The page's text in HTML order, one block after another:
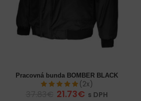
48 (M) pánske 60 (2XL) pánske
Pracovná bunda BOMBER BLACK
(2x)
21.73€ s DPH